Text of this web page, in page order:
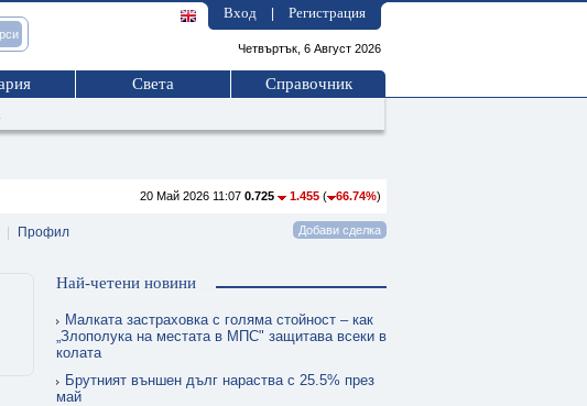
Вход Регистрация
Четвъртък, 6 Август 2026
Света Справочник
20 Май 2026 11:07 0.725 1.455 ( 66.74%)
Профил
Най-четени новини
Малката застраховка с голяма стойност – как
„Злополука на местата в МПС" защитава всеки в
колата
Брутният външен дълг нараства с 25.5% през
май